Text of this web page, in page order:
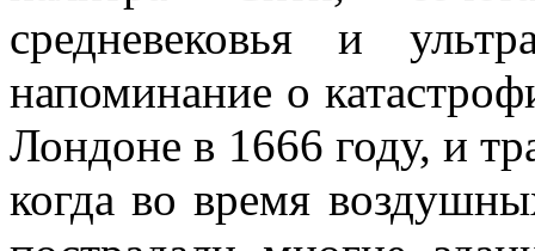
средневековья и
напоминание о
Лондоне в 1666 году, и
когда во время